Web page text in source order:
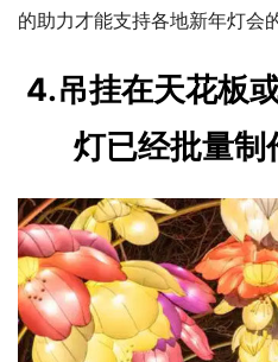
的助力才能支持各地新年灯会
4.吊挂在天花板
灯已经批量